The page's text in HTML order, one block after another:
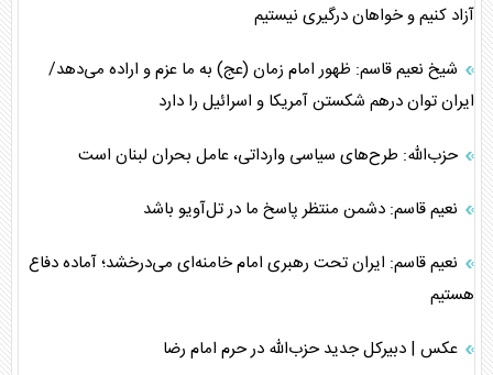
آزاد کنیم و خواهان درگیری نیستیم
شیخ نعیم قاسم: ظهور امام زمان (عج) به ما عزم و اراده می‌دهد/
ایران توان درهم شکستن آمریکا و اسرائیل را دارد
حزب‌الله: طرح‌های سیاسی وارداتی، عامل بحران لبنان است
نعیم قاسم: دشمن منتظر پاسخ ما در تل‌آویو باشد
نعیم قاسم: ایران تحت رهبری امام خامنه‌ای می‌درخشد؛ آماده دفاع
هستیم
عکس | دبیرکل جدید حزب‌الله در حرم امام رضا